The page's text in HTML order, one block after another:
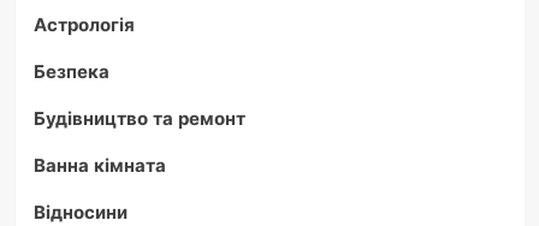
Астрологія
Безпека
Будівництво та ремонт
Ванна кімната
Відносини